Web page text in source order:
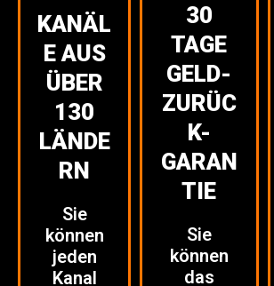
KANÄL
E AUS
ÜBER
130
LÄNDE
RN
Sie
können
jeden
Kanal
30
TAGE
GELD-
ZURÜC
K-
GARAN
TIE
Sie
können
das